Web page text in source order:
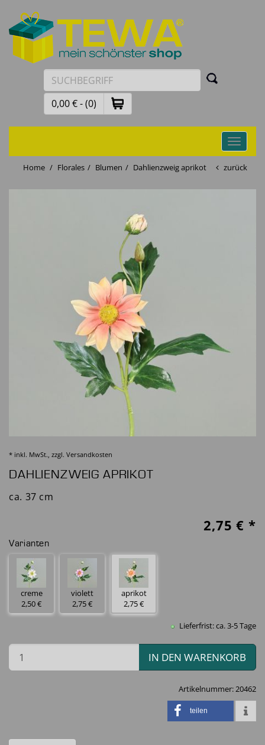
0,00 € - (0)
Toggle
Home
Florales Blumen Dahlienzweig aprikot zurück
* inkl. MwSt., zzgl. Versandkosten
DAHLIENZWEIG APRIKOT
ca. 37 cm
2,75 € *
Varianten
creme
2,50 €
violett
2,75 €
aprikot
2,75 €
Lieferfrist: ca. 3-5 Tage
IN DEN WARENKORB
Artikelnummer:20462
teilen